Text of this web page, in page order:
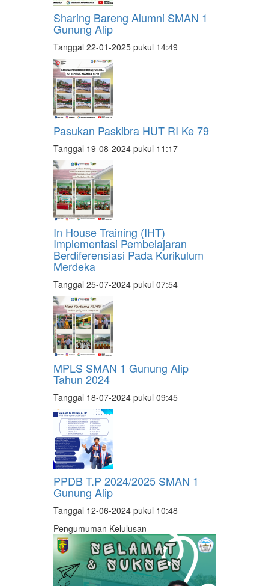
Sharing Bareng Alumni SMAN 1
Gunung Alip
Tanggal 22-01-2025 pukul 14:49
Pasukan Paskibra HUT RI Ke 79
Tanggal 19-08-2024 pukul 11:17
In House Training (IHT)
Implementasi Pembelajaran
Berdiferensiasi Pada Kurikulum
Merdeka
Tanggal 25-07-2024 pukul 07:54
MPLS SMAN 1 Gunung Alip
Tahun 2024
Tanggal 18-07-2024 pukul 09:45
PPDB T.P 2024/2025 SMAN 1
Gunung Alip
Tanggal 12-06-2024 pukul 10:48
Pengumuman Kelulusan